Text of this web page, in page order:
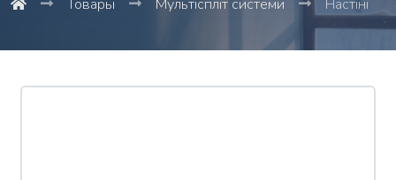
Товары Мультіспліт системи